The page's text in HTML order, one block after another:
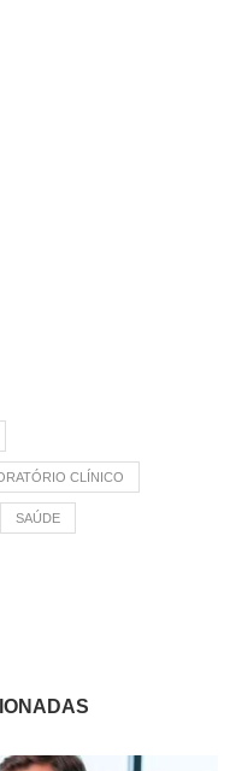
CLÍNICO
SAÚDE